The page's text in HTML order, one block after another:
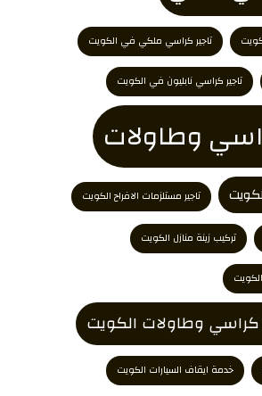
تاجير كراسي ملكي في الكويت
تاجير كراسي نابليون في الكويت
وطاولات
تاجير مستلزمات الافراح الكويت
تركيب زينة منازل الكويت
كراسي وطاولات الكويت
خدمة ايقاف السيارات الكويت